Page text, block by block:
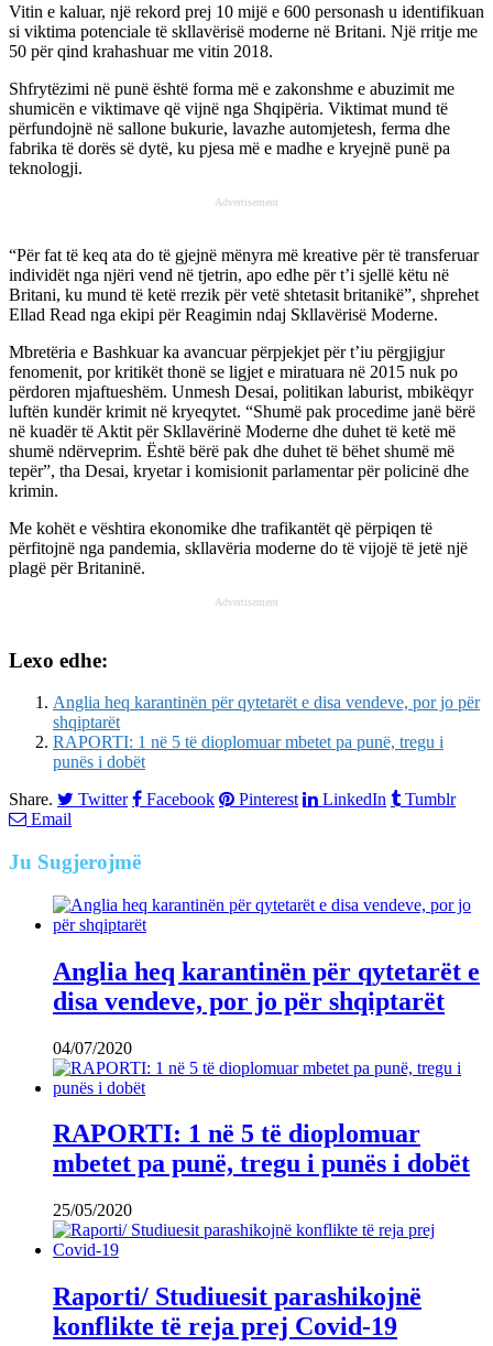
Vitin e kaluar, një rekord prej 10 mijë e 600 personash u identifikuan
si viktima potenciale të skllavërisë moderne në Britani. Një rritje me
50 për qind krahashuar me vitin 2018.
Shfrytëzimi në punë është forma më e zakonshme e abuzimit me
shumicën e viktimave që vijnë nga Shqipëria. Viktimat mund të
përfundojnë në sallone bukurie, lavazhe automjetesh, ferma dhe
fabrika të dorës së dytë, ku pjesa më e madhe e kryejnë punë pa
teknologji.
Advertisement
“Për fat të keq ata do të gjejnë mënyra më kreative për të transferuar
individët nga njëri vend në tjetrin, apo edhe për t’i sjellë këtu në
Britani, ku mund të ketë rrezik për vetë shtetasit britanikë”, shprehet
Ellad Read nga ekipi për Reagimin ndaj Skllavërisë Moderne.
Mbretëria e Bashkuar ka avancuar përpjekjet për t’iu përgjigjur
fenomenit, por kritikët thonë se ligjet e miratuara në 2015 nuk po
përdoren mjaftueshëm. Unmesh Desai, politikan laburist, mbikëqyr
luftën kundër krimit në kryeqytet. “Shumë pak procedime janë bërë
në kuadër të Aktit për Skllavërinë Moderne dhe duhet të ketë më
shumë ndërveprim. Është bërë pak dhe duhet të bëhet shumë më
tepër”, tha Desai, kryetar i komisionit parlamentar për policinë dhe
krimin.
Me kohët e vështira ekonomike dhe trafikantët që përpiqen të
përfitojnë nga pandemia, skllavëria moderne do të vijojë të jetë një
plagë për Britaninë.
Advertisement
Lexo edhe:
Anglia heq karantinën për qytetarët e disa vendeve, por jo për
shqiptarët
RAPORTI: 1 në 5 të dioplomuar mbetet pa punë, tregu i
punës i dobët
Share.
Twitter Facebook Pinterest LinkedIn
Tumblr
Email
Ju Sugjerojmë
Anglia heq karantinën për qytetarët e
disa vendeve, por jo për shqiptarët
04/07/2020
RAPORTI: 1 në 5 të dioplomuar
mbetet pa punë, tregu i punës i dobët
25/05/2020
Raporti/ Studiuesit parashikojnë
konflikte të reja prej Covid-19